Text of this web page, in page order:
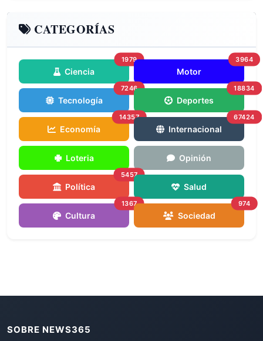
CATEGORÍAS
Ciencia
1979
Motor
3964
Tecnología
7246
Deportes
18834
Economía
14357
Internacional
67424
Loteria Opinión
Política
5457
Salud
Cultura
1367
Sociedad
974
SOBRE NEWS365